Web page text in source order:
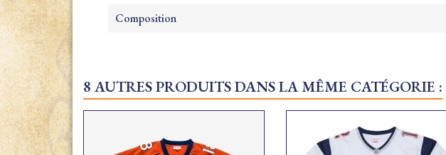
Composition
8 AUTRES PRODUITS DANS LA MÊME CATÉGORIE :